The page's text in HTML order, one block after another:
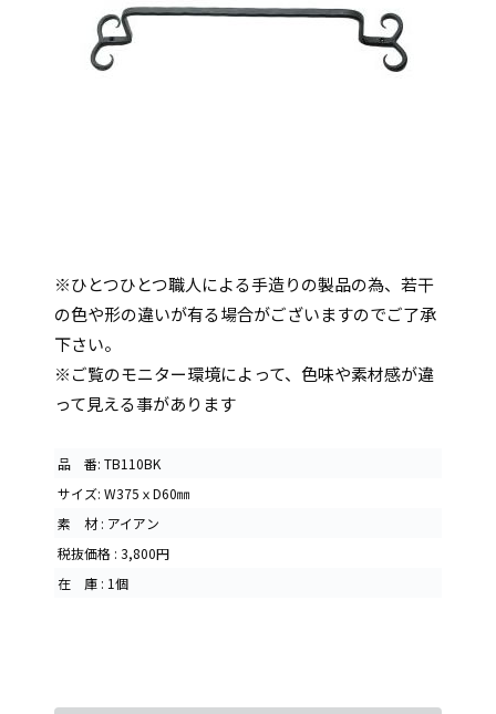
※ひとつひとつ職人による手造りの製品の為、若干
の色や形の違いが有る場合がございますのでご了承
下さい。
※ご覧のモニター環境によって、色味や素材感が違
って見える事があります
品 番: TB110BK
サイズ: W375ｘD60㎜
素 材 : アイアン
税抜価格 : 3,800円
在 庫 : 1個